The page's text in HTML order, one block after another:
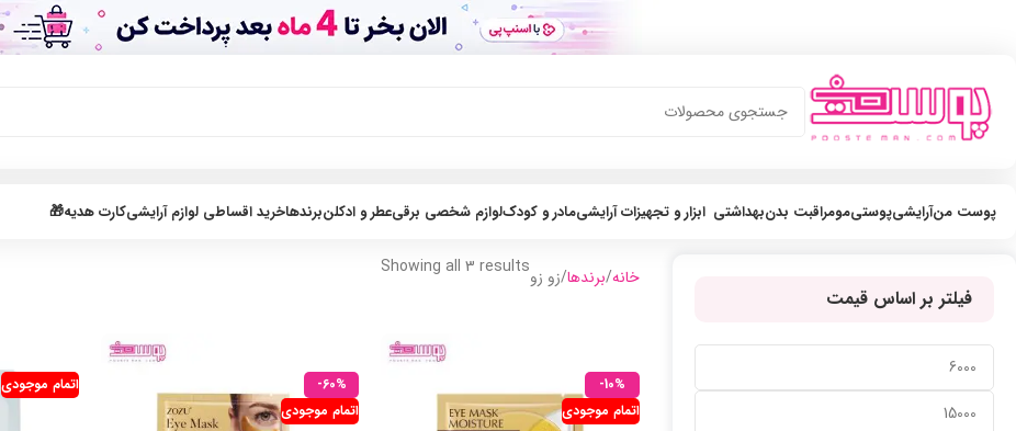
پوست منآرایشیپوستیمومراقبت بدنبهداشتی ابزار و تجهیزات آرایشیمادر و کودکلوازم شخصی برقیعطر و ادکلنبرندهاخرید اقساطی لوازم آرایشیکارت هدیه🎁
فیلتر بر اساس قیمت
خانه برندها زو زوShowing all 3 results
-10%
اتمام موجودی
-60%
اتمام موجودی
اتمام موجودی